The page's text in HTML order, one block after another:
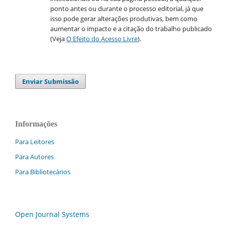
ponto antes ou durante o processo editorial, já que
isso pode gerar alterações produtivas, bem como
aumentar o impacto e a citação do trabalho publicado
(VejaO Efeito do Acesso Livre).
Enviar Submissão
Informações
Para Leitores
Para Autores
Para Bibliotecários
Open Journal Systems